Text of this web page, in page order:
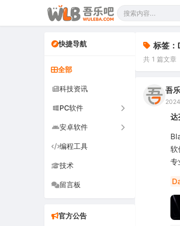
快捷导航
全部
科技资讯
PC软件
办公软件
网络软件
音频视频
安卓软件
手机软件
车机软件
编程工具
技术
留言板
官方公告
标签
共 1 篇文章
吾
达
软
专